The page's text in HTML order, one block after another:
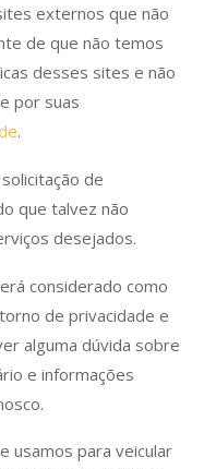
externos que não
de que não temos
desses sites e não
por suas
.
de
que talvez não
desejados.
considerado como
de privacidade e
alguma dúvida sobre
e informações
usamos para veicular